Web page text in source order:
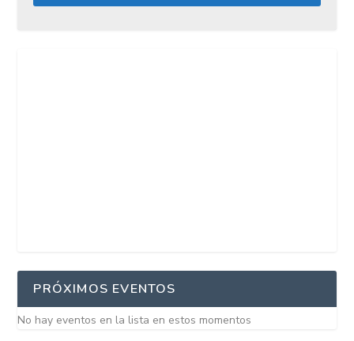
PRÓXIMOS EVENTOS
No hay eventos en la lista en estos momentos